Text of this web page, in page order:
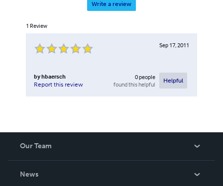
Write a review
1 Review
Sep 17, 2011
byhbaersch
Report this review
0people
found this helpful
Helpful
Our Team
News